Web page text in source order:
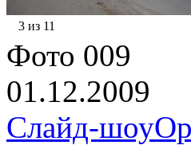
3 из 11
Фото 009
01.12.2009
Слайд-шоу